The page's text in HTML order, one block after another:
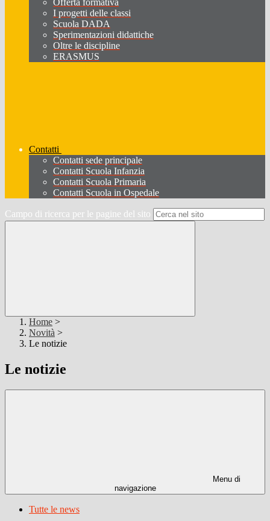
Offerta formativa
I progetti delle classi
Scuola DADA
Sperimentazioni didattiche
Oltre le discipline
ERASMUS
Contatti
Contatti sede principale
Contatti Scuola Infanzia
Contatti Scuola Primaria
Contatti Scuola in Ospedale
Campo di ricerca per le pagine del sito
Home >
Novità >
Le notizie
Le notizie
Menu di
navigazione
Tutte le news